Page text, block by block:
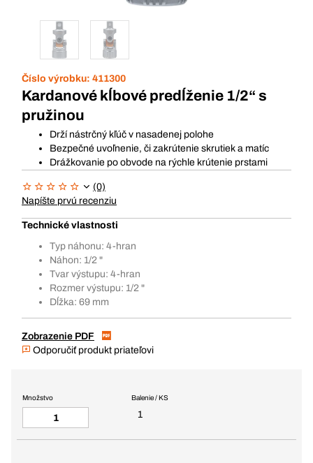
Číslo výrobku: 411300
Kardanové kĺbové predĺženie 1/2“ s
pružinou
Drží nástrčný kľúč v nasadenej polohe
Bezpečné uvoľnenie, či zakrútenie skrutiek a matíc
Drážkovanie po obvode na rýchle krútenie prstami
(0)
Napíšte prvú recenziu
Technické vlastnosti
Typ náhonu: 4-hran
Náhon: 1/2 "
Tvar výstupu: 4-hran
Rozmer výstupu: 1/2 "
Dĺžka: 69 mm
Zobrazenie PDF
Odporučiť produkt priateľovi
Balenie / KS
1
Množstvo